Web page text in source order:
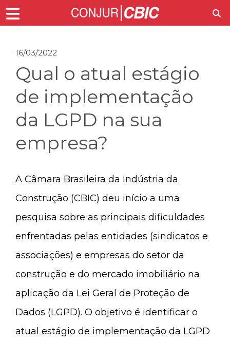
16/03/2022
Qual o atual estágio
de implementação
da LGPD na sua
empresa?
A Câmara Brasileira da Indústria da
Construção (CBIC) deu início a uma
pesquisa sobre as principais dificuldades
enfrentadas pelas entidades (sindicatos e
associações) e empresas do setor da
construção e do mercado imobiliário na
aplicação da Lei Geral de Proteção de
Dados (LGPD). O objetivo é identificar o
atual estágio de implementação da LGPD